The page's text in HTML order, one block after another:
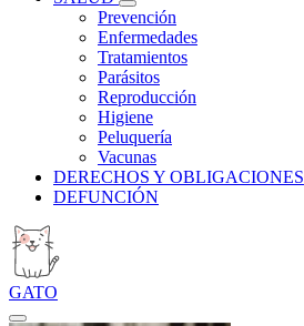
Prevención
Enfermedades
Tratamientos
Parásitos
Reproducción
Higiene
Peluquería
Vacunas
DERECHOS Y OBLIGACIONES
DEFUNCIÓN
GATO